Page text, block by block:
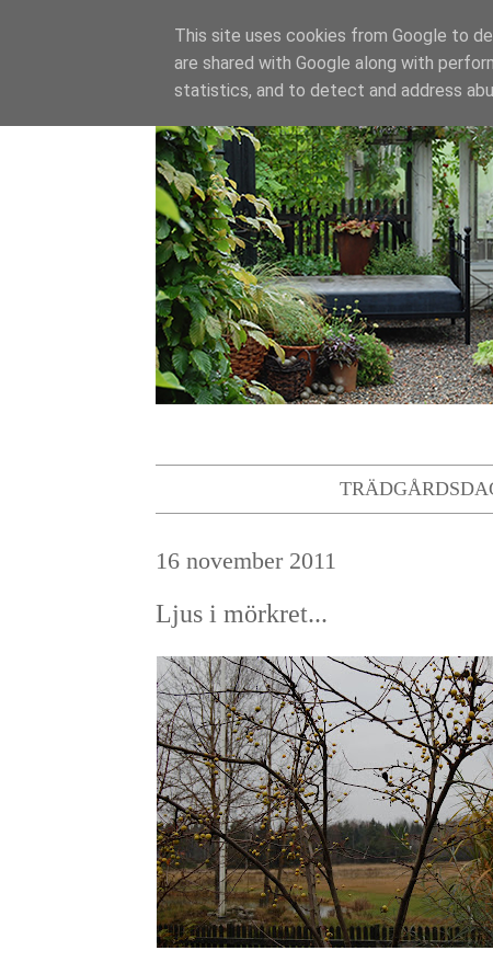
16 november 2011
Ljus i mörkret...
This site uses cookies from Google to
are shared with Google along with
statistics, and to detect and address